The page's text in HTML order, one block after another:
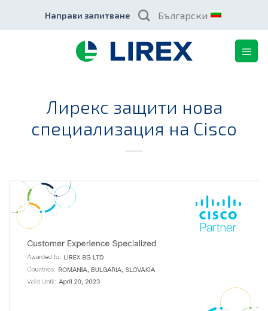
content
Направи запитване Български
Лирекс защити нова
специализация на Cisco